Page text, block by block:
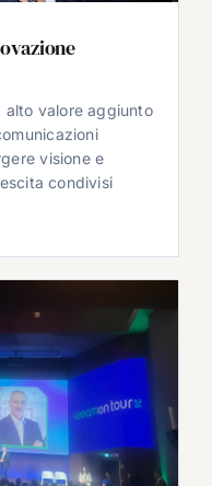
alto valore aggiunto
visione e
condivisi